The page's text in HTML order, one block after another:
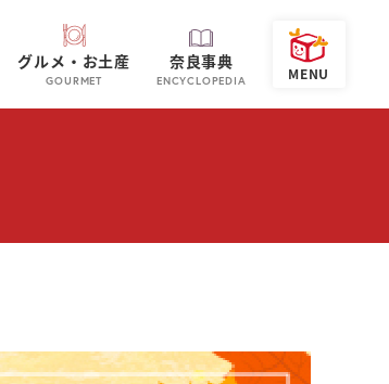
グルメ・お土産
GOURMET
奈良事典
ENCYCLOPEDIA